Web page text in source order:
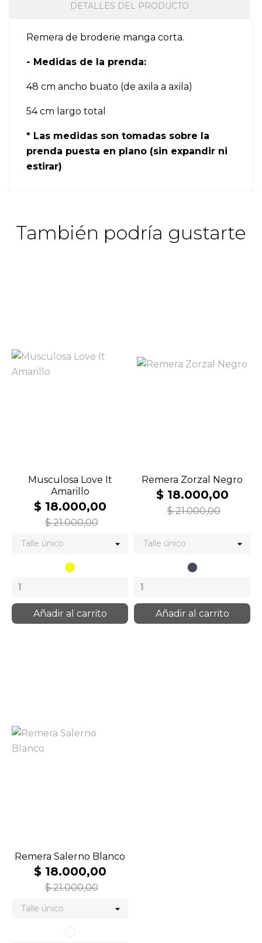
DETALLES DEL PRODUCTO
Remera de broderie manga corta.
- Medidas de la prenda:
48 cm ancho buato (de axila a axila)
54 cm largo total
* Las medidas son tomadas sobre la
prenda puesta en plano (sin expandir ni
estirar)
También podría gustarte
Musculosa Love It
Amarillo
$ 18.000,00
$ 21.000,00
Amarillo
Añadir al carrito
Remera Zorzal Negro
$ 18.000,00
$ 21.000,00
Negro
Añadir al carrito
Remera Salerno Blanco
$ 18.000,00
$ 21.000,00